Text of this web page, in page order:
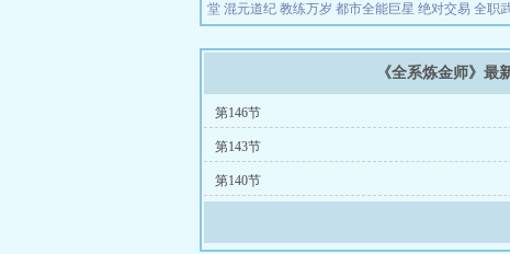
堂 混元道纪 教练万岁 都市全能巨星 绝对交易 全职
《全系炼金师》最
第146节
第143节
第140节